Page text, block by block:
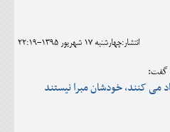
انتشار:چهارشنبه 17 شهريور 1395-22:19
گفت:
می کنند، خودشان مبرا نیستند